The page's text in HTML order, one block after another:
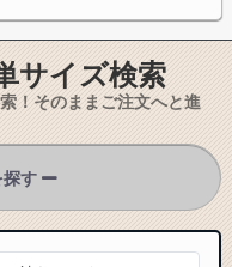
サイズ検索
！そのままご注文へと進
探す